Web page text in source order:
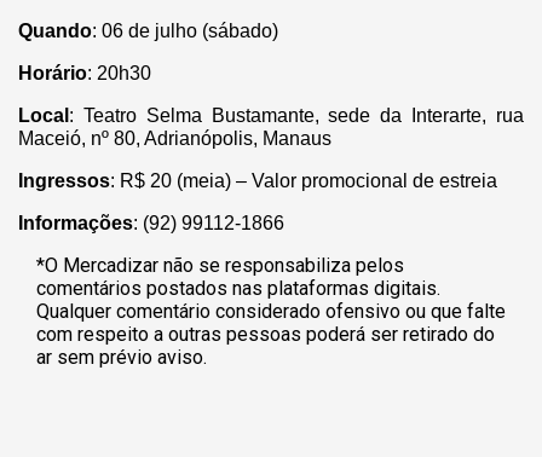
Quando: 06 de julho (sábado)
Horário: 20h30
Local : Teatro Selma Bustamante, sede da Interarte, rua
Maceió, nº 80, Adrianópolis, Manaus
Ingressos: R$ 20 (meia) – Valor promocional de estreia
Informações: (92) 99112-1866
*O Mercadizar não se responsabiliza pelos
comentários postados nas plataformas digitais.
Qualquer comentário considerado ofensivo ou que falte
com respeito a outras pessoas poderá ser retirado do
ar sem prévio aviso.